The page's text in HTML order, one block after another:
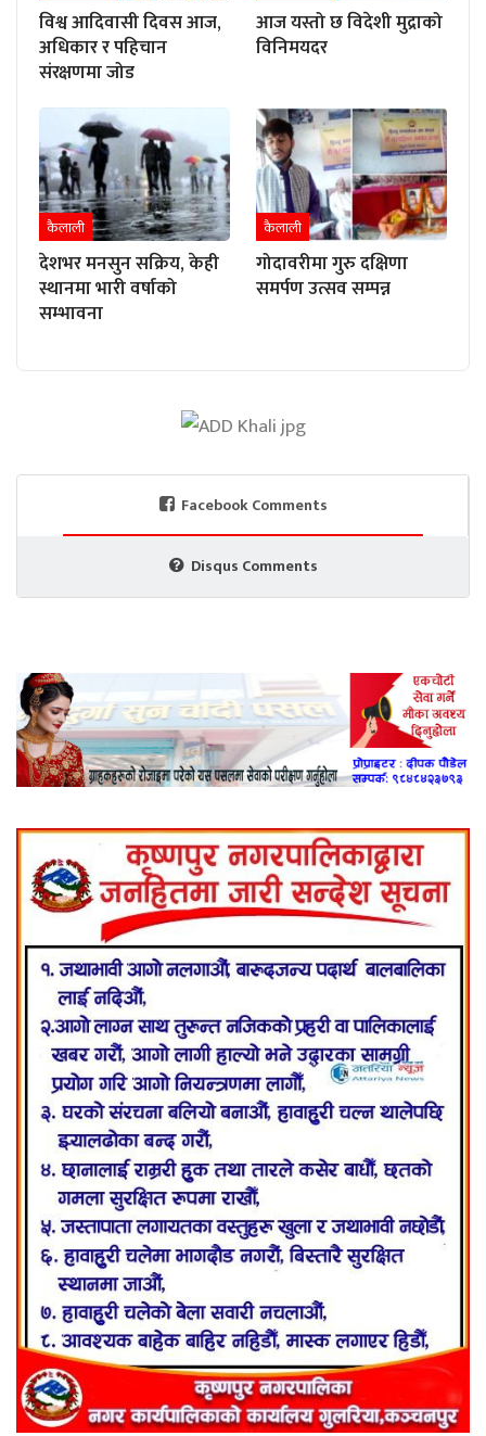
विश्व आदिवासी दिवस आज,
अधिकार र पहिचान
संरक्षणमा जोड
आज यस्तो छ विदेशी मुद्राको
विनिमयदर
कैलाली
देशभर मनसुन सक्रिय, केही
स्थानमा भारी वर्षाको
सम्भावना
कैलाली
गोदावरीमा गुरु दक्षिणा
समर्पण उत्सव सम्पन्न
Facebook Comments
Disqus Comments